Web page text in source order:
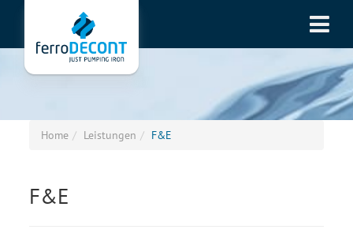
Home Leistungen F&E
F&E